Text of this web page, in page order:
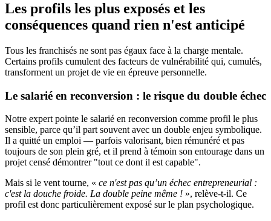
Les profils les plus exposés et les
conséquences quand rien n'est anticipé
Tous les franchisés ne sont pas égaux face à la charge mentale.
Certains profils cumulent des facteurs de vulnérabilité qui, cumulés,
transforment un projet de vie en épreuve personnelle.
Le salarié en reconversion : le risque du double échec
Notre expert pointe le salarié en reconversion comme profil le plus
sensible, parce qu’il part souvent avec un double enjeu symbolique.
Il a quitté un emploi — parfois valorisant, bien rémunéré et pas
toujours de son plein gré, et il prend à témoin son entourage dans un
projet censé démontrer "tout ce dont il est capable".
Mais si le vent tourne, « ce n'est pas qu’un échec entrepreneurial :
c'est la douche froide. La double peine même ! », relève-t-il. Ce
profil est donc particulièrement exposé sur le plan psychologique.